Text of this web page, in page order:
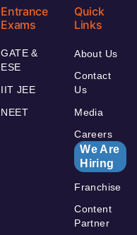
Entrance
Exams
GATE &
ESE
IIT JEE
NEET
Quick
Links
About Us
Contact
Us
Media
Careers
We Are
Hiring
Franchise
Content
Partner